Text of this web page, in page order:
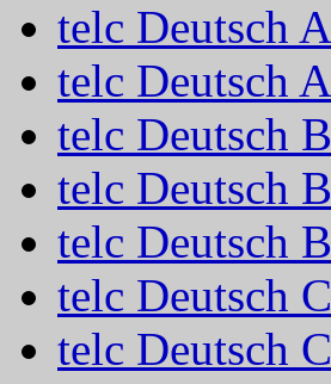
telc Deutsch
telc Deutsch
telc Deutsch
telc Deutsch
telc Deutsch
telc Deutsch
telc Deutsch